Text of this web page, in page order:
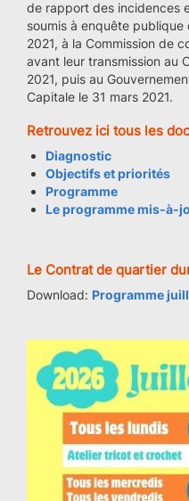
de rapport des incidences
soumis à enquête
2021, à la Commission de
avant leur transmission au
2021, puis au
Capitale le 31 mars 2021.
Retrouvez ici tous les
Diagnostic
Objectifs et priorités
Programme
Le programme mis-à-
Le Contrat de quartier
Download: Programme